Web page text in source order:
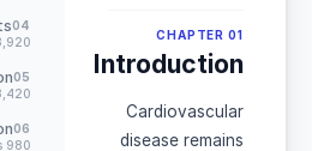
[Hansen, 2024]
[Nielsen, 2023]
[Mendoza, 2024]
[Garcia, 2023]
CHAPTER 01
Introduction
Cardiovascular
disease remains
04
words
05
words
06
980 words